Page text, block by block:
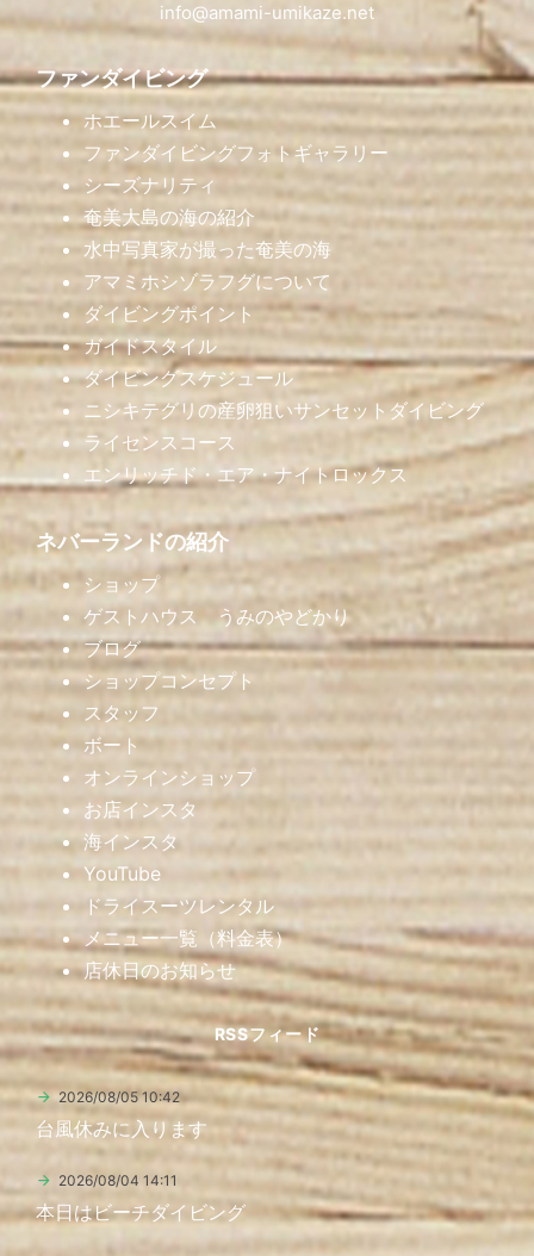
info@amami-umikaze.net
ファンダイビング
ホエールスイム
ファンダイビングフォトギャラリー
シーズナリティ
奄美大島の海の紹介
水中写真家が撮った奄美の海
アマミホシゾラフグについて
ダイビングポイント
ガイドスタイル
ダイビングスケジュール
ニシキテグリの産卵狙いサンセットダイビング
ライセンスコース
エンリッチド・エア・ナイトロックス
ネバーランドの紹介
ショップ
ゲストハウス うみのやどかり
ブログ
ショップコンセプト
スタッフ
ボート
オンラインショップ
お店インスタ
海インスタ
YouTube
ドライスーツレンタル
メニュー一覧（料金表）
店休日のお知らせ
RSSフィード
2026/08/05 10:42
台風休みに入ります
2026/08/04 14:11
本日はビーチダイビング